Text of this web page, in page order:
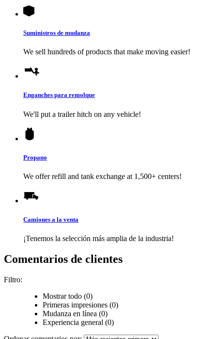
Suministros de mudanza
We sell hundreds of products that make moving easier!
Enganches para remolque
We'll put a trailer hitch on any vehicle!
Propano
We offer refill and tank exchange at 1,500+ centers!
Camiones a la venta
¡Tenemos la selección más amplia de la industria!
Comentarios de clientes
Filtro:
Mostrar todo (0)
Primeras impresiones (0)
Mudanza en línea (0)
Experiencia general (0)